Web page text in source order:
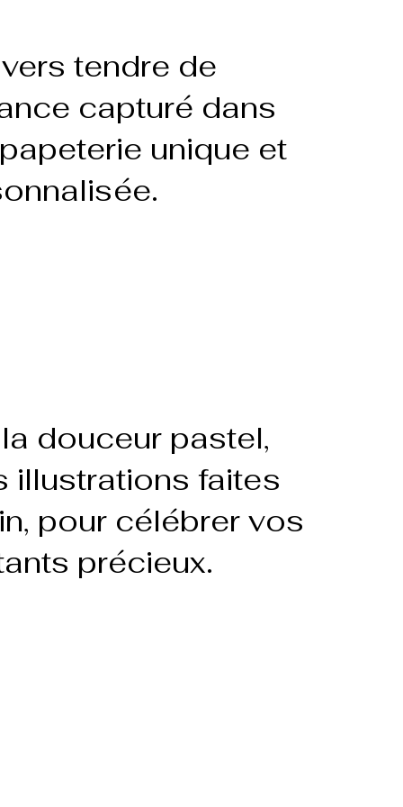
tendre de
capturé dans
unique et
douceur pastel,
illustrations faites
pour célébrer vos
précieux.